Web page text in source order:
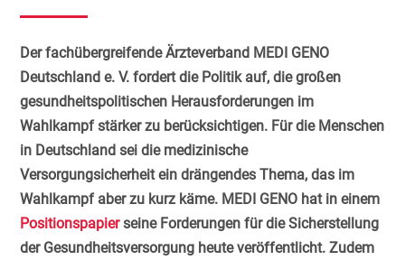
Der fachübergreifende Ärzteverband MEDI GENO
Deutschland e. V. fordert die Politik auf, die großen
gesundheitspolitischen Herausforderungen im
Wahlkampf stärker zu berücksichtigen. Für die Menschen
in Deutschland sei die medizinische
Versorgungsicherheit ein drängendes Thema, das im
Wahlkampf aber zu kurz käme. MEDI GENO hat in einem
Positionspapierseine Forderungen für die Sicherstellung
der Gesundheitsversorgung heute veröffentlicht. Zudem